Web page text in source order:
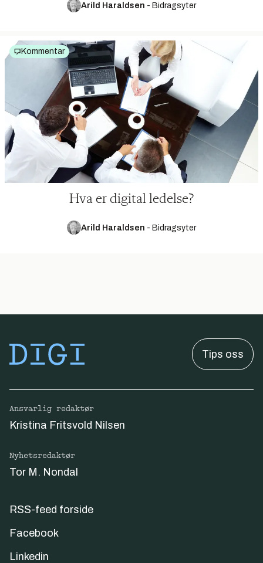
Arild Haraldsen - Bidragsyter
Kommentar
Hva er digital ledelse?
Arild Haraldsen - Bidragsyter
Tips oss
Ansvarlig redaktør
Kristina Fritsvold Nilsen
Nyhetsredaktør
Tor M. Nondal
RSS-feed forside
Facebook
Linkedin